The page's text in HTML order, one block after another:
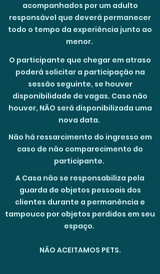
acompanhados por um adulto
responsável que deverá permanecer
todo o tempo da experiência junto ao
menor.
O participante que chegar em atraso
poderá solicitar a participação na
sessão seguinte, se houver
disponibilidade de vagas. Caso não
houver, NÃO será disponibilizada uma
nova data.
Não há ressarcimento do ingresso em
caso de não comparecimento do
participante.
A Casa não se responsabiliza pela
guarda de objetos pessoais dos
clientes durante a permanência e
tampouco por objetos perdidos em seu
espaço.
NÃO ACEITAMOS PETS.